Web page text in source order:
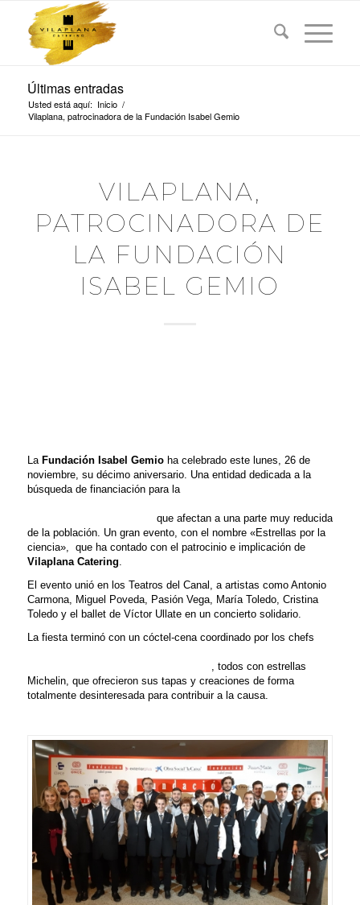
Últimas entradas
Usted está aquí: Inicio /
Vilaplana, patrocinadora de la Fundación Isabel Gemio
VILAPLANA,
PATROCINADORA DE
LA FUNDACIÓN
ISABEL GEMIO
La Fundación Isabel Gemioha celebrado este lunes, 26 de
noviembre, su décimo aniversario. Una entidad dedicada a la
búsqueda de financiación para la
que afectan a una parte muy reducida
de la población. Un gran evento, con el nombre «Estrellas por la
ciencia», que ha contado con el patrocinio e implicación de
Vilaplana Catering.
El evento unió en los Teatros del Canal, a artistas como Antonio
Carmona, Miguel Poveda, Pasión Vega, María Toledo, Cristina
Toledo y el ballet de Víctor Ullate en un concierto solidario.
La fiesta terminó con un cóctel-cena coordinado por los chefs
, todos con estrellas
Michelin, que ofrecieron sus tapas y creaciones de forma
totalmente desinteresada para contribuir a la causa.